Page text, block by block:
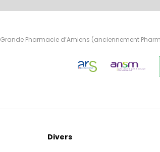
Grande Pharmacie d’Amiens (anciennement
Divers